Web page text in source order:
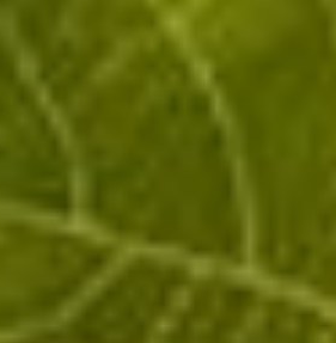
DE NOIRS BRUT